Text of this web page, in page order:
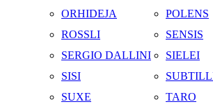
ORHIDEJA
POLENS
ROSSLI
SENSIS
SERGIO DALLINI
SIELEI
SISI
SUXE
TARO